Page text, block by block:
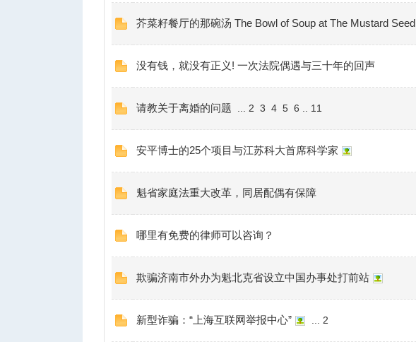
芥菜籽餐厅的那碗汤 The Bowl of Soup at The Mustard Seed
没有钱，就没有正义! 一次法院偶遇与三十年的回声
请教关于离婚的问题 2 3 4 5 6 11
安平博士的25个项目与江苏科大首席科学家
魁省家庭法重大改革，同居配偶有保障
哪里有免费的律师可以咨询？
欺骗济南市外办为魁北克省设立中国办事处打前站
新型诈骗：“上海互联网举报中心” 2